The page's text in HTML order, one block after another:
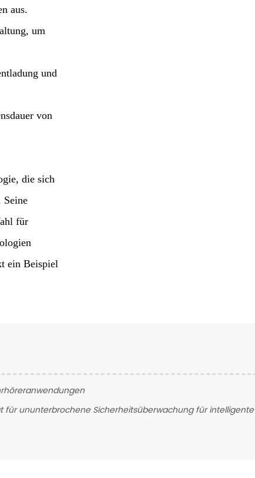
aus.
um
und
von
die sich
Seine
für
ein Beispiel
für ununterbrochene Sicherheitsüberwachung für intelligente